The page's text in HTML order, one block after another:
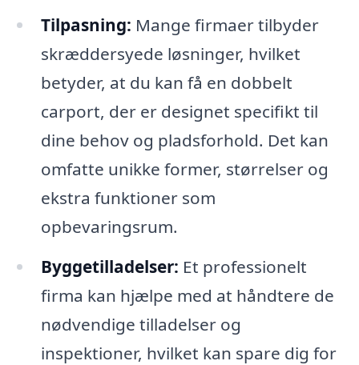
Tilpasning: Mange firmaer tilbyder
skræddersyede løsninger, hvilket
betyder, at du kan få en dobbelt
carport, der er designet specifikt til
dine behov og pladsforhold. Det kan
omfatte unikke former, størrelser og
ekstra funktioner som
opbevaringsrum.
Byggetilladelser: Et professionelt
firma kan hjælpe med at håndtere de
nødvendige tilladelser og
inspektioner, hvilket kan spare dig for